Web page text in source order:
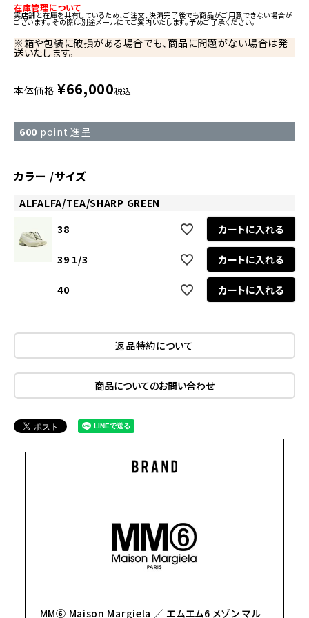
在庫管理について
実店舗と在庫を共有しているため、ご注文、決済完了後でも商品がご用意できない場合が
ございます。 その際は別途メールにてご案内いたします。予めご了承ください。
※箱や包装に破損がある場合でも、商品に問題がない場合は発
送いたします。
本体価格 ¥66,000税込
600 point 進呈
カラー サイズ
ALFALFA/TEA/SHARP GREEN
38
カートに入れる
39 1/3 カートに入れる
40 カートに入れる
返品特約について
商品についてのお問い合わせ
MM⑥ Maison Margiela ／ エムエム6 メゾン マル